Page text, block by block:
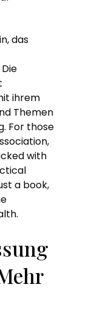
das
ihrem
Themen
For those
with
a book,